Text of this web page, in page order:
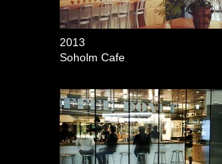
2013
Soholm Cafe